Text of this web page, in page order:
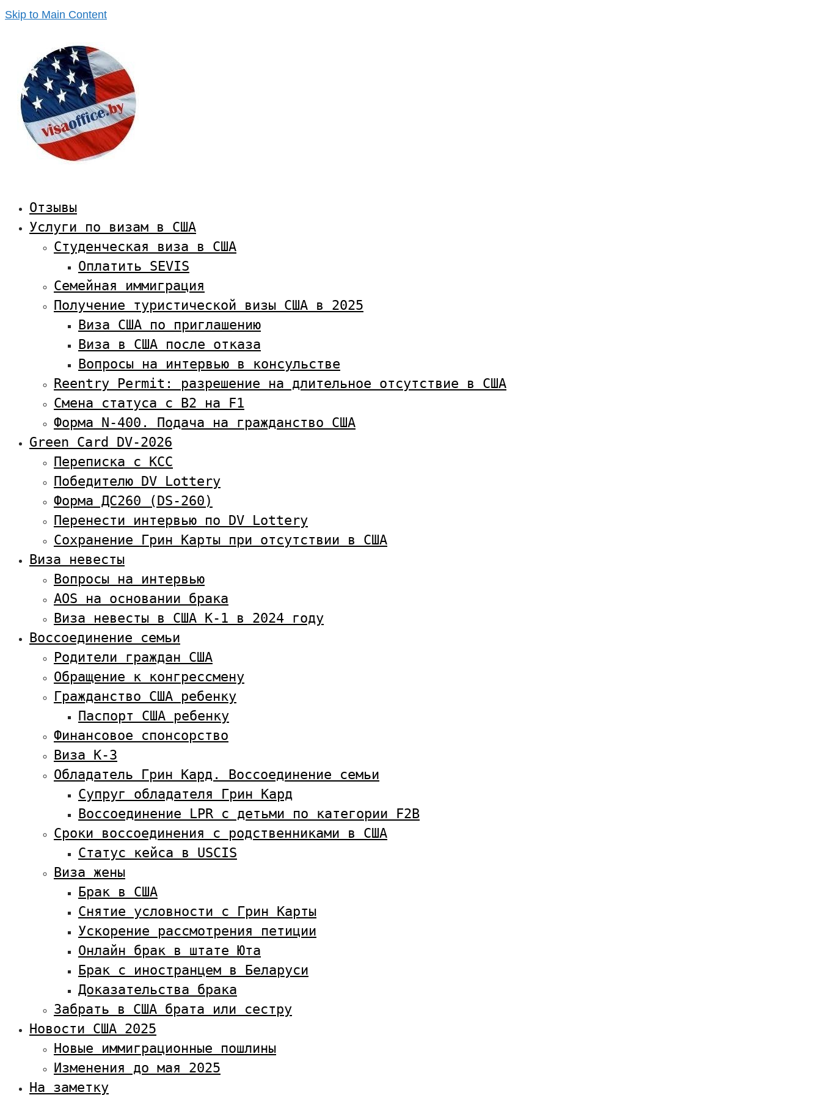
Skip to Main Content
Отзывы
Услуги по визам в США
Студенческая виза в США
Оплатить SEVIS
Семейная иммиграция
Получение туристической визы США в 2025
Виза США по приглашению
Виза в США после отказа
Вопросы на интервью в консульстве
Reentry Permit: разрешение на длительное отсутствие в США
Смена статуса с В2 на F1
Форма N-400. Подача на гражданство США
Green Card DV-2026
Переписка с KCC
Победителю DV Lottery
Форма ДС260 (DS-260)
Перенести интервью по DV Lottery
Сохранение Грин Карты при отсутствии в США
Виза невесты
Вопросы на интервью
AOS на основании брака
Виза невесты в США К-1 в 2024 году
Воссоединение семьи
Родители граждан США
Обращение к конгрессмену
Гражданство США ребенку
Паспорт США ребенку
Финансовое спонсорство
Виза К-3
Обладатель Грин Кард. Воссоединение семьи
Супруг обладателя Грин Кард
Воссоединение LPR с детьми по категории F2B
Сроки воссоединения с родственниками в США
Статус кейса в USCIS
Виза жены
Брак в США
Снятие условности с Грин Карты
Ускорение рассмотрения петиции
Онлайн брак в штате Юта
Брак с иностранцем в Беларуси
Доказательства брака
Забрать в США брата или сестру
Новости США 2025
Новые иммиграционные пошлины
Изменения до мая 2025
На заметку